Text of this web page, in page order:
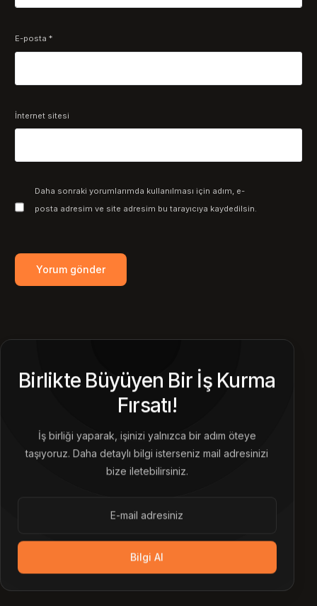
E-posta*
İnternet sitesi
Daha sonraki yorumlarımda kullanılması için adım, e-
posta adresim ve site adresim bu tarayıcıya kaydedilsin.
Birlikte Büyüyen Bir İş Kurma
Fırsatı!
İş birliği yaparak, işinizi yalnızca bir adım öteye
taşıyoruz. Daha detaylı bilgi isterseniz mail adresinizi
bize iletebilirsiniz.
Bilgi Al